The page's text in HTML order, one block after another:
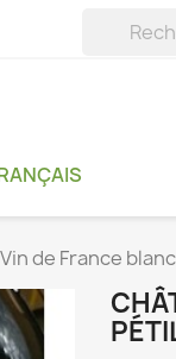
de France